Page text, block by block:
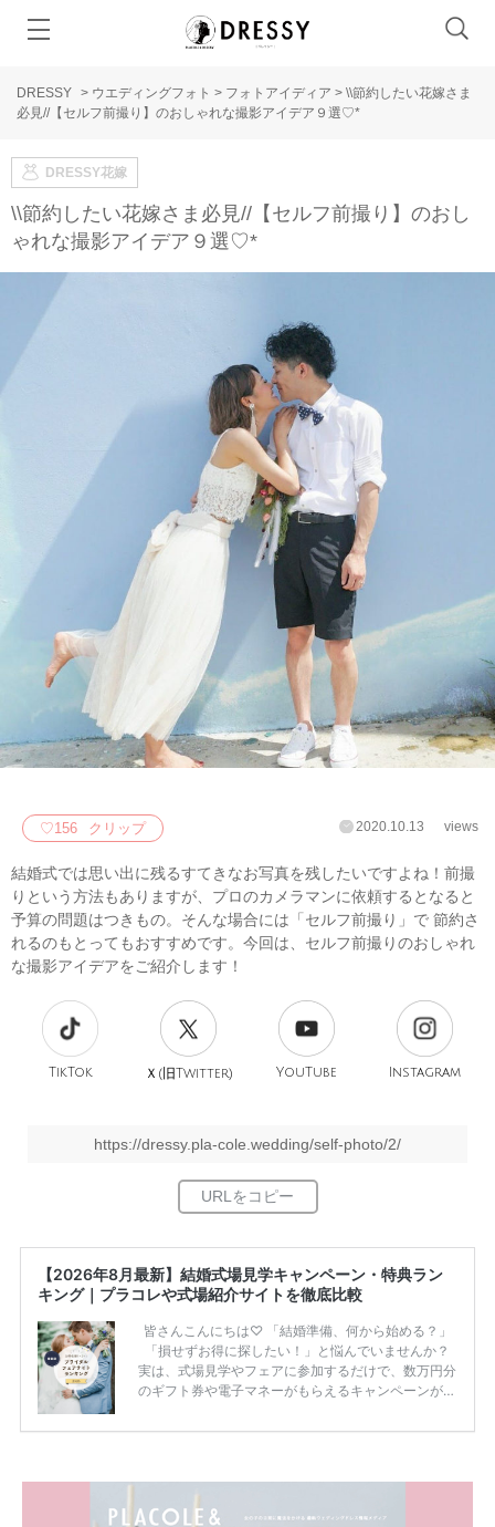
DRESSY > ウエディングフォト > フォトアイディア > \\節約したい花嫁さま
必見//【セルフ前撮り】のおしゃれな撮影アイデア９選♡*
DRESSY花嫁
\\節約したい花嫁さま必見//【セルフ前撮り】のおし
ゃれな撮影アイデア９選♡*
♡156 クリップ 2020.10.13 views
結婚式では思い出に残るすてきなお写真を残したいですよね！前撮
りという方法もありますが、プロのカメラマンに依頼するとなると
予算の問題はつきもの。そんな場合には「セルフ前撮り」で 節約さ
れるのもとってもおすすめです。今回は、セルフ前撮りのおしゃれ
な撮影アイデアをご紹介します！
TikTok Ｘ(旧Twitter) YouTube Instagram
https://dressy.pla-cole.wedding/self-photo/2/
【2026年8月最新】結婚式場見学キャンペーン・特典ラン
キング｜プラコレや式場紹介サイトを徹底比較
皆さんこんにちは♡ 「結婚準備、何から始める？」
「損せずお得に探したい！」と悩んでいませんか？
実は、式場見学やフェアに参加するだけで、数万円分
のギフト券や電子マネーがもらえるキャンペーンがあ
ため、比較せずに選ぶと損をしてしまうことも……。
内容：特典金額・条件・応募方法・注意点 「どこが